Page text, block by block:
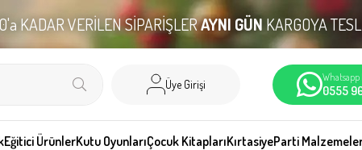
KADAR VERİLEN SİPARİŞLERAYNI GÜN KARGOYA
Üye Girişi
Whatsapp
0555
Eğitici ÜrünlerKutu OyunlarıÇocuk KitaplarıKırtasiyeParti